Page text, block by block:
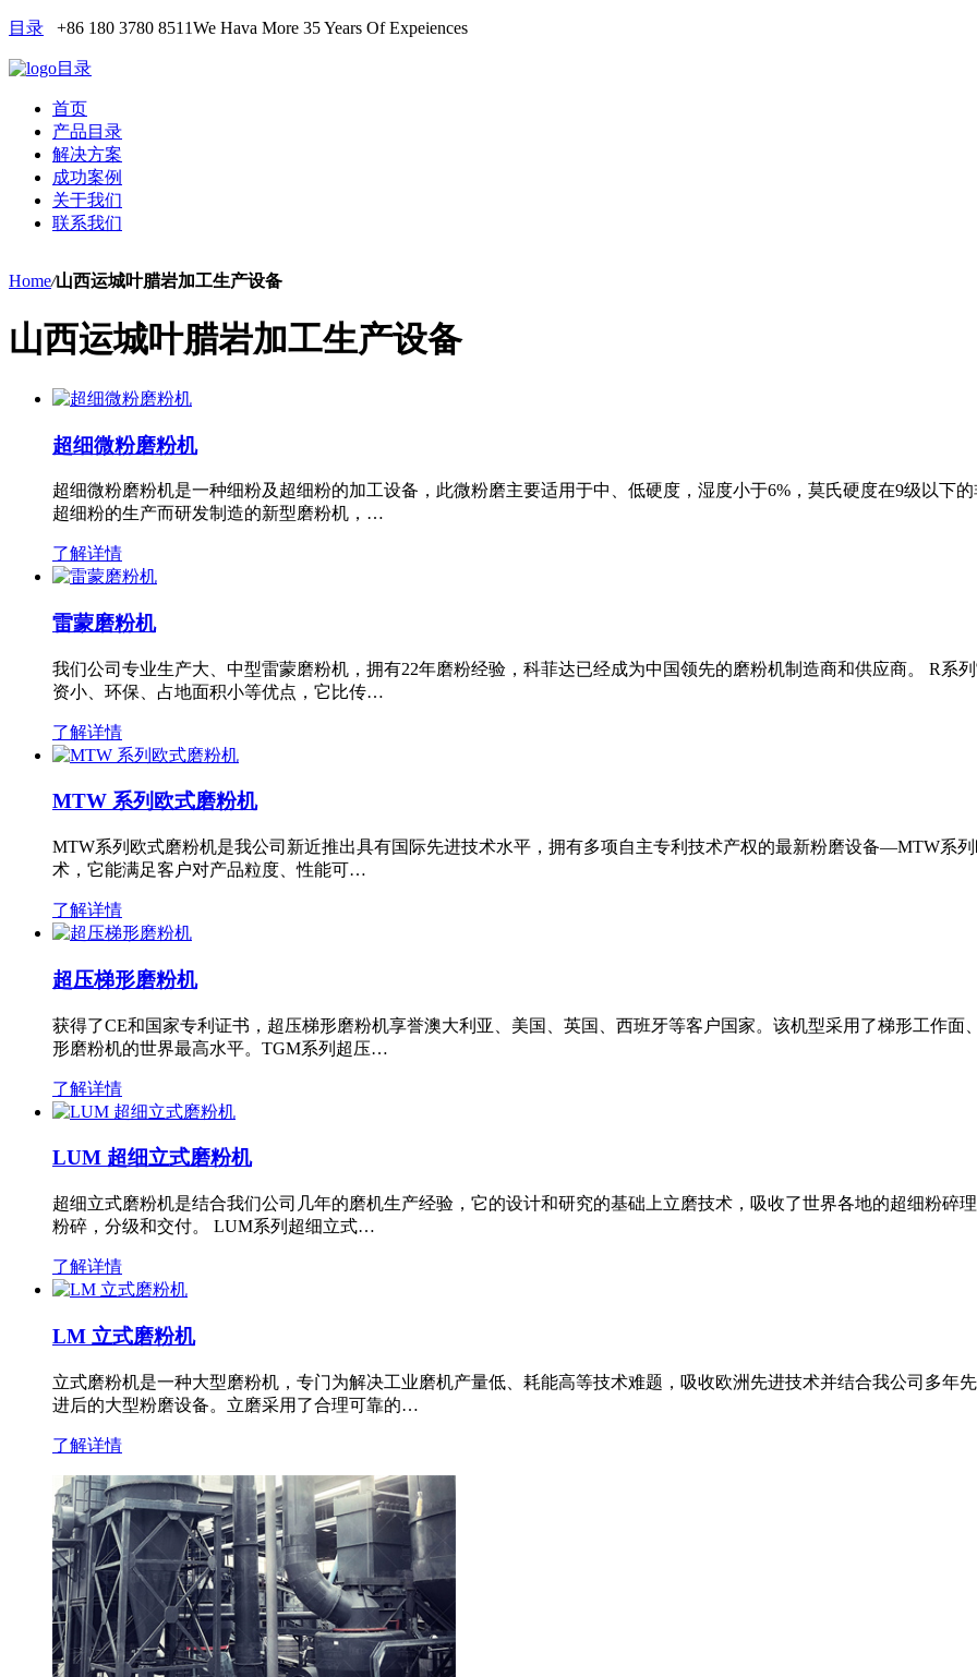
目录 +86 180 3780 8511We Hava More 35 Years Of Expeiences
目录
首页
产品目录
解决方案
成功案例
关于我们
联系我们
Home/山西运城叶腊岩加工生产设备
山西运城叶腊岩加工生产设备
超细微粉磨粉机
超细微粉磨粉机是一种细粉及超细粉的加工设备，此微粉磨主要适用于中、低硬度，湿度小于6%，莫氏硬度在9级以下
超细粉的生产而研发制造的新型磨粉机，…
了解详情
雷蒙磨粉机
我们公司专业生产大、中型雷蒙磨粉机，拥有22年磨粉经验，科菲达已经成为中国领先的磨粉机制造商和供应商。 R系
资小、环保、占地面积小等优点，它比传…
了解详情
MTW 系列欧式磨粉机
MTW系列欧式磨粉机是我公司新近推出具有国际先进技术水平，拥有多项自主专利技术产权的最新粉磨设备—MTW系
术，它能满足客户对产品粒度、性能可…
了解详情
超压梯形磨粉机
获得了CE和国家专利证书，超压梯形磨粉机享誉澳大利亚、美国、英国、西班牙等客户国家。该机型采用了梯形工作
形磨粉机的世界最高水平。TGM系列超压…
了解详情
LUM 超细立式磨粉机
超细立式磨粉机是结合我们公司几年的磨机生产经验，它的设计和研究的基础上立磨技术，吸收了世界各地的超细粉碎
粉碎，分级和交付。 LUM系列超细立式…
了解详情
LM 立式磨粉机
立式磨粉机是一种大型磨粉机，专门为解决工业磨机产量低、耗能高等技术难题，吸收欧洲先进技术并结合我公司多年
进后的大型粉磨设备。立磨采用了合理可靠的…
了解详情